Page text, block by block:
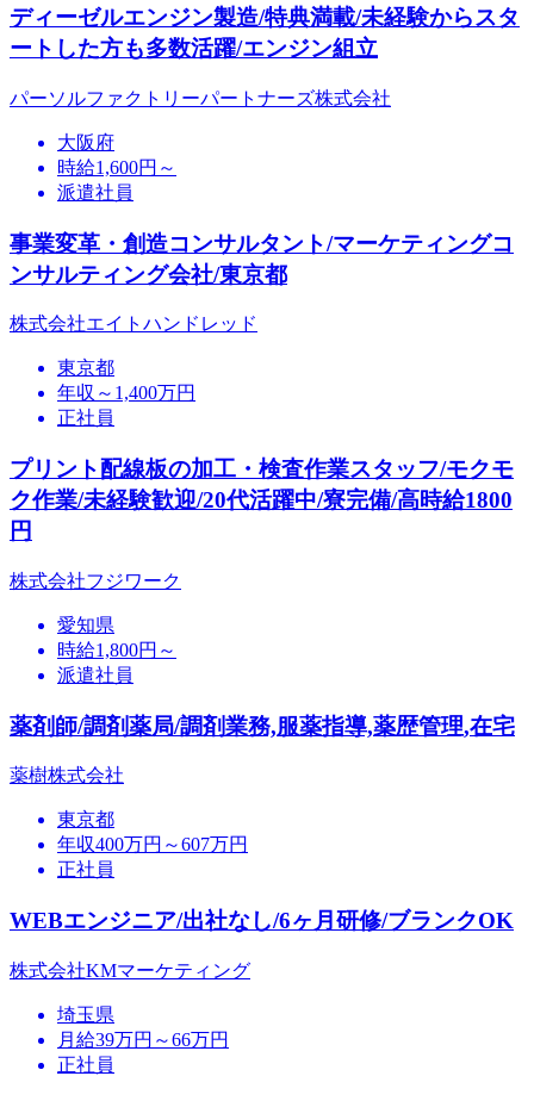
ディーゼルエンジン製造/特典満載/未経験からスタ
ートした方も多数活躍/エンジン組立
パーソルファクトリーパートナーズ株式会社
大阪府
時給1,600円～
派遣社員
事業変革・創造コンサルタント/マーケティングコ
ンサルティング会社/東京都
株式会社エイトハンドレッド
東京都
年収～1,400万円
正社員
プリント配線板の加工・検査作業スタッフ/モクモ
ク作業/未経験歓迎/20代活躍中/寮完備/高時給1800
円
株式会社フジワーク
愛知県
時給1,800円～
派遣社員
薬剤師/調剤薬局/調剤業務,服薬指導,薬歴管理,在宅
薬樹株式会社
東京都
年収400万円～607万円
正社員
WEBエンジニア/出社なし/6ヶ月研修/ブランクOK
株式会社KMマーケティング
埼玉県
月給39万円～66万円
正社員